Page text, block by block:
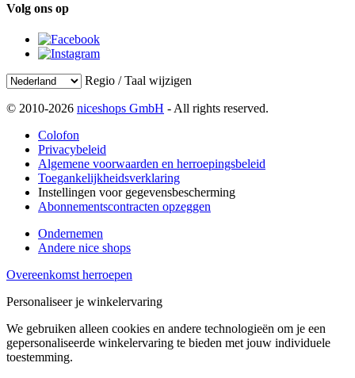
Volg ons op
Regio / Taal wijzigen
© 2010-2026 niceshops GmbH - All rights reserved.
Colofon
Privacybeleid
Algemene voorwaarden en herroepingsbeleid
Toegankelijkheidsverklaring
Instellingen voor gegevensbescherming
Abonnementscontracten opzeggen
Ondernemen
Andere nice shops
Overeenkomst herroepen
Personaliseer je winkelervaring
We gebruiken alleen cookies en andere technologieën om je een
gepersonaliseerde winkelervaring te bieden met jouw individuele
toestemming.